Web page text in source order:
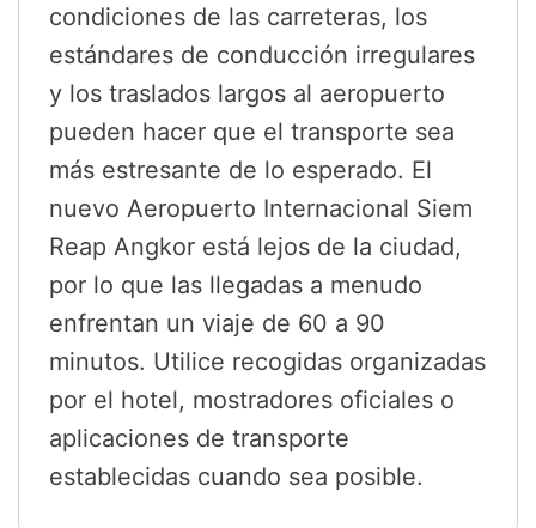
condiciones de las carreteras, los
estándares de conducción irregulares
y los traslados largos al aeropuerto
pueden hacer que el transporte sea
más estresante de lo esperado. El
nuevo Aeropuerto Internacional Siem
Reap Angkor está lejos de la ciudad,
por lo que las llegadas a menudo
enfrentan un viaje de 60 a 90
minutos. Utilice recogidas organizadas
por el hotel, mostradores oficiales o
aplicaciones de transporte
establecidas cuando sea posible.